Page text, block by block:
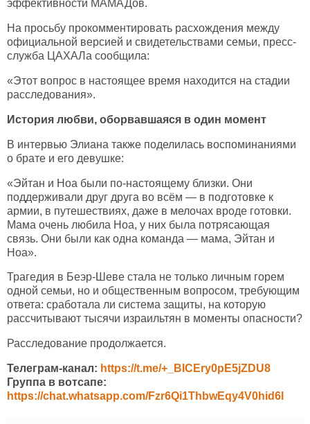
эффективности МАМАДов.
На просьбу прокомментировать расхождения между
официальной версией и свидетельствами семьи, пресс-
служба ЦАХАЛа сообщила:
«Этот вопрос в настоящее время находится на стадии
расследования».
История любви, оборвавшаяся в один момент
В интервью Элиана также поделилась воспоминаниями
о брате и его девушке:
«Эйтан и Ноа были по-настоящему близки. Они
поддерживали друг друга во всём — в подготовке к
армии, в путешествиях, даже в мелочах вроде готовки.
Мама очень любила Ноа, у них была потрясающая
связь. Они были как одна команда — мама, Эйтан и
Ноа».
Трагедия в Беэр-Шеве стала не только личным горем
одной семьи, но и общественным вопросом, требующим
ответа: сработала ли система защиты, на которую
рассчитывают тысячи израильтян в моменты опасности?
Расследование продолжается.
Телеграм-канал: https://t.me/+_BICEry0pE5jZDU8
Группа в вотсапе:
https://chat.whatsapp.com/Fzr6Qi1ThbwEqy4V0hid6l